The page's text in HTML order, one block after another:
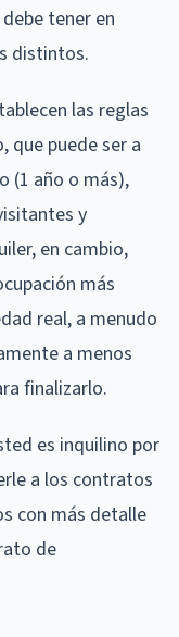
tener en
distintos.
las reglas
que puede ser a
(1 año o más),
y
en cambio,
más
real, a menudo
a menos
finalizarlo.
es inquilino por
a los contratos
con más detalle
de